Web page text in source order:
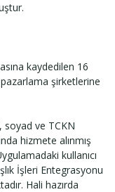
kaydedilen 16
şirketlerine
soyad ve TCKN
hizmete alınmış
kullanıcı
İşleri Entegrasyonu
Hali hazırda